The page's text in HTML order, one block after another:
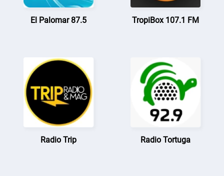
El Palomar 87.5 TropiBox 107.1 FM
Radio Trip Radio Tortuga